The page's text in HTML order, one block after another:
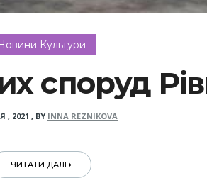
Культури
споруд
, 2021 , BY INNA REZNIKOVA
ЧИТАТИ ДАЛІ